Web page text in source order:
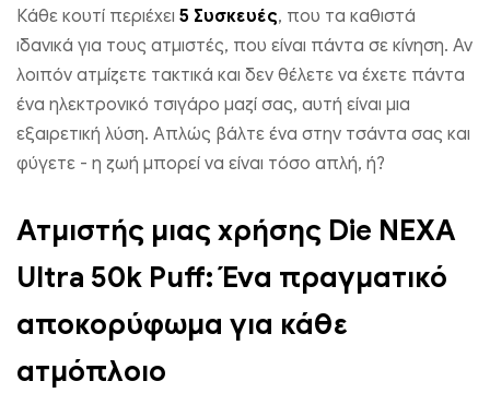
Κάθε κουτί περιέχει 5 Συσκευές, που τα καθιστά
ιδανικά για τους ατμιστές, που είναι πάντα σε κίνηση. Αν
λοιπόν ατμίζετε τακτικά και δεν θέλετε να έχετε πάντα
ένα ηλεκτρονικό τσιγάρο μαζί σας, αυτή είναι μια
εξαιρετική λύση. Απλώς βάλτε ένα στην τσάντα σας και
φύγετε - η ζωή μπορεί να είναι τόσο απλή, ή?
Ατμιστής μιας χρήσης Die NEXA
Ultra 50k Puff: Ένα πραγματικό
αποκορύφωμα για κάθε
ατμόπλοιο